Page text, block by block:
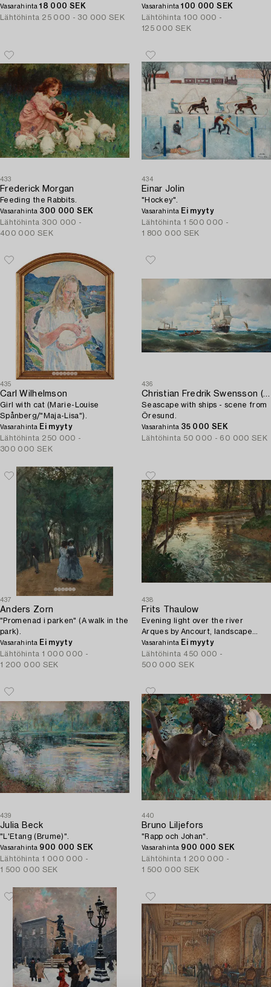
Vasarahinta18 000 SEK
Lähtöhinta 25 000 - 30 000 SEK
Vasarahinta100 000 SEK
Lähtöhinta 100 000 -
125 000 SEK
433
Frederick Morgan
Feeding the Rabbits.
Vasarahinta 300 000 SEK
Lähtöhinta 300 000 -
400 000 SEK
434
Einar Jolin
"Hockey".
Vasarahinta Ei myyty
Lähtöhinta 1 500 000 -
1 800 000 SEK
435
Carl Wilhelmson
Girl with cat (Marie-Louise
Spånberg/"Maja-Lisa").
Vasarahinta Ei myyty
Lähtöhinta 250 000 -
300 000 SEK
436
Christian Fredrik Swensson (Svensson)
Seascape with ships - scene from
Öresund.
Vasarahinta 35 000 SEK
Lähtöhinta 50 000 - 60 000 SEK
437
Anders Zorn
"Promenad i parken" (A walk in the
park).
Vasarahinta Ei myyty
Lähtöhinta 1 000 000 -
1 200 000 SEK
438
Frits Thaulow
Evening light over the river
Arques by Ancourt, landscape
from Normandy.
Vasarahinta Ei myyty
Lähtöhinta 450 000 -
500 000 SEK
439
Julia Beck
"L'Etang (Brume)".
Vasarahinta 900 000 SEK
Lähtöhinta 1 000 000 -
1 500 000 SEK
440
Bruno Liljefors
"Rapp och Johan".
Vasarahinta 900 000 SEK
Lähtöhinta 1 200 000 -
1 500 000 SEK